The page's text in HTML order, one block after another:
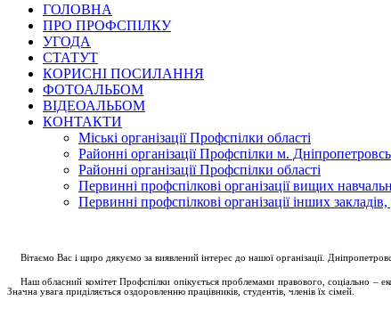
ГОЛОВНА
ПРО ПРОФСПІЛКУ
УГОДА
СТАТУТ
КОРИСНІ ПОСИЛАННЯ
ФОТОАЛЬБОМ
ВІДЕОАЛЬБОМ
КОНТАКТИ
Міські організації Профспілки області
Районні організації Профспілки м.
Районні організації Профспілки області
Первинні профспілкові організації вищих
Первинні профспілкові організації інших
Вітаємо Вас і щиро дякуємо за виявлений інтерес до нашої організації.
Наш обласний комітет Профспілки опікується проблемами правового, соціально –
Значна увага приділяється оздоровленню працівників, студентів, членів їх сімей.